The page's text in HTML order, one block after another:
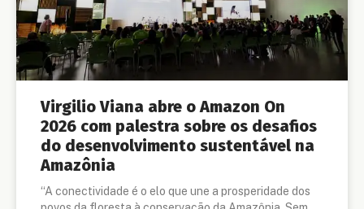
Virgilio Viana abre o Amazon On
2026 com palestra sobre os desafios
do desenvolvimento sustentável na
Amazônia
“A conectividade é o elo que une a prosperidade dos